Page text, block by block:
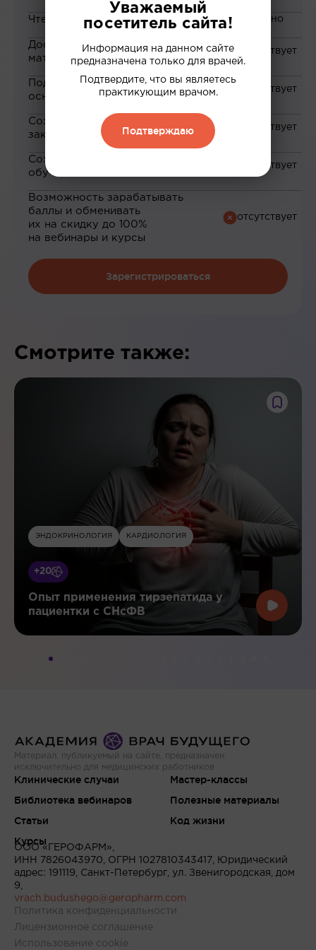
Чтение статей
Доступ к закрытым
материалам
Подборка материалов на
основе ваших интересов
Сохранение материалов в
закладки
Сохранение прогресса по
обучению
Возможность зарабатывать
баллы и обменивать
их на скидку до 100%
на вебинары и курсы
Зарегистрироваться
Смотрите также:
ЭНДОКРИНОЛОГИЯ КАРДИОЛОГИЯ
+20
Опыт применения тирзепатида у
пациентки с СНсФВ
Материал, публикуемый на сайте, предназначен
исключительно для медицинских работников
Клинические случаи
Библиотека вебинаров
Статьи
Курсы
Мастер-классы
Полезные материалы
Код жизни
ООО «ГЕРОФАРМ»,
ИНН 7826043970, ОГРН 1027810343417, Юридический
адрес: 191119, Санкт-Петербург, ул. Звенигородская, дом
9,
vrach.budushego@geropharm.com
Политика конфиденциальности
Лицензионное соглашение
Использование cookie
Уважаемый
посетитель сайта!
Информация на данном сайте
предназначена только для врачей.
Подтвердите, что вы являетесь
практикующим врачом.
Подтверждаю